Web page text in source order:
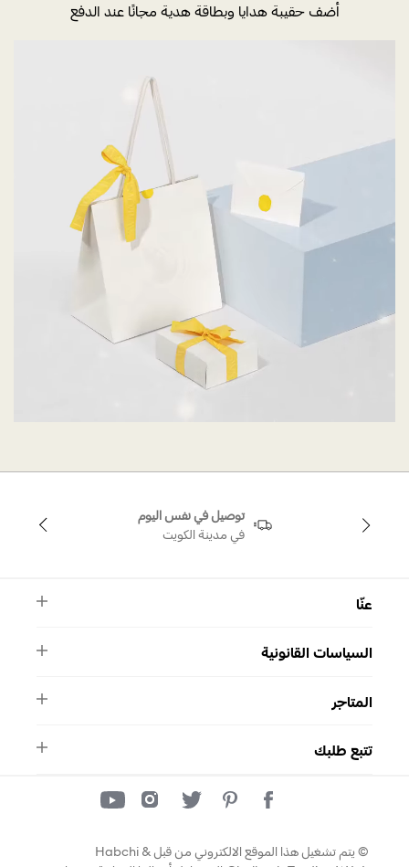
أضف حقيبة هدايا وبطاقة هدية مجانًا عند الدفع
توصيل في نفس اليوم
في مدينة الكويت
عنّا
الأسئلة الشائعة
اتصل بنا
السياسات القانونية
سياسة الخصوصية
المتاجر
تتبع طلبك
© يتم تشغيل هذا الموقع الالكتروني من قبل Habchi &